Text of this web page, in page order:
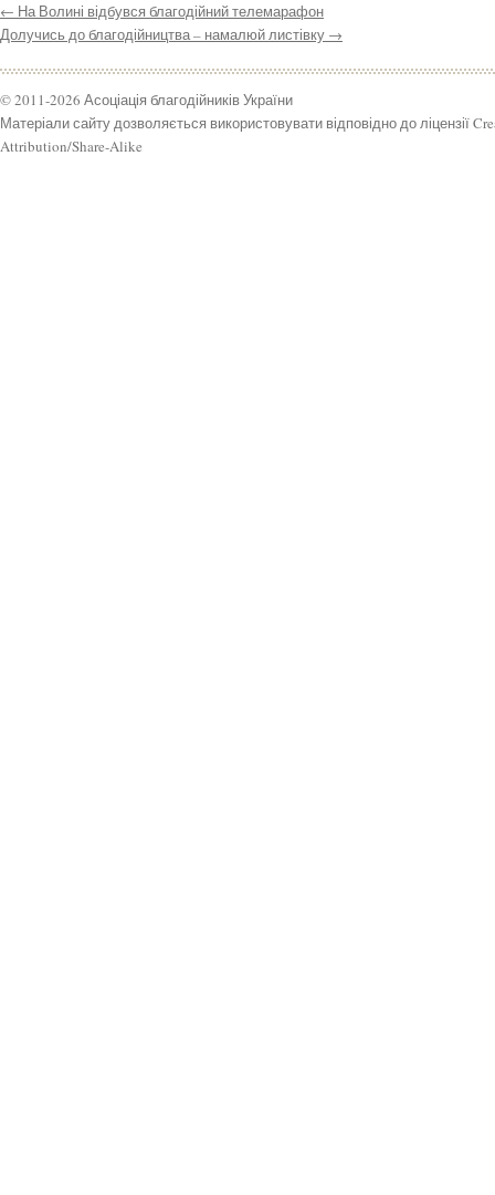
← На Волині відбувся благодійний телемарафон
Долучись до благодійництва – намалюй листівку →
© 2011-2026 Асоціація благодійників України
Матеріали сайту дозволяється використовувати відповідно до ліцензії
Attribution/Share-Alike